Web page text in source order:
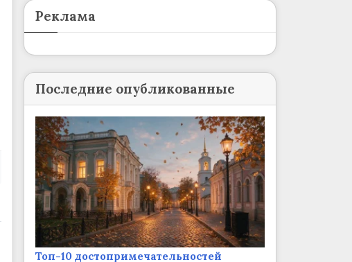
Реклама
Последние опубликованные
Топ-10 достопримечательностей